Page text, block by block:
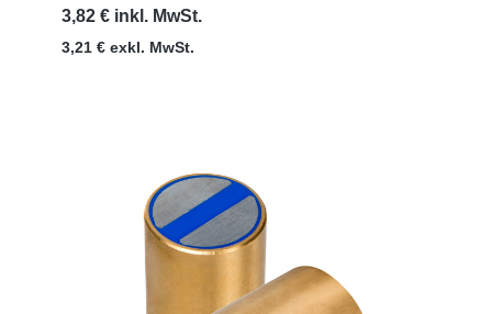
3,82 € inkl. MwSt.
3,21 € exkl. MwSt.